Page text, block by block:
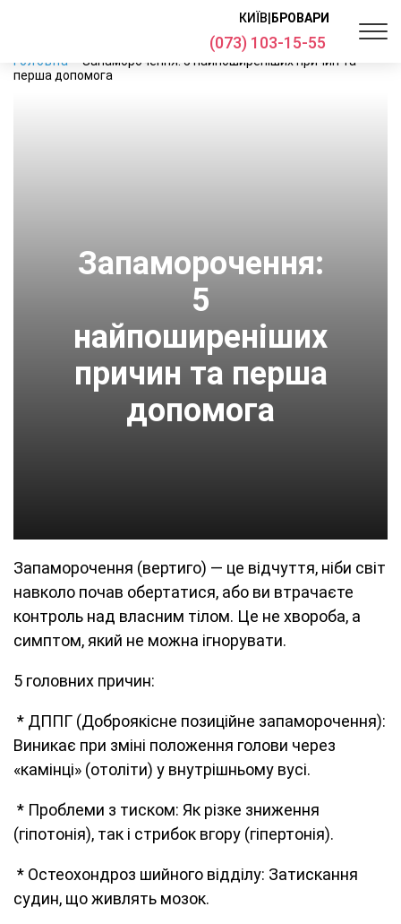
КИЇВ БРОВАРИ
(073) 103-15-55
Головна
Запаморочення: 5 найпоширеніших причин та
перша допомога
Запаморочення:
5
найпоширеніших
причин та перша
допомога
Запаморочення (вертиго) — це відчуття, ніби світ
навколо почав обертатися, або ви втрачаєте
контроль над власним тілом. Це не хвороба, а
симптом, який не можна ігнорувати.
5 головних причин:
* ДППГ (Доброякісне позиційне запаморочення):
Виникає при зміні положення голови через
«камінці» (отоліти) у внутрішньому вусі.
* Проблеми з тиском: Як різке зниження
(гіпотонія), так і стрибок вгору (гіпертонія).
* Остеохондроз шийного відділу: Затискання
судин, що живлять мозок.